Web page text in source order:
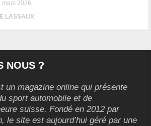
mars 2026
LASSAUX
NOUS ?
un magazine online qui présente
sport automobile et de
suisse. Fondé en 2012 par
le site est aujourd’hui géré par une